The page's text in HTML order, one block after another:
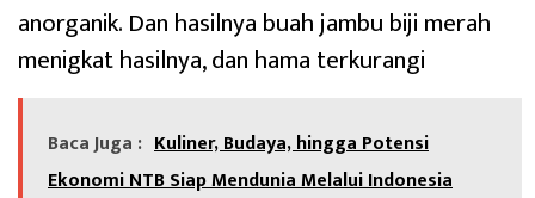
anorganik. Dan hasilnya buah jambu biji merah
menigkat hasilnya, dan hama terkurangi
Baca Juga : Kuliner, Budaya, hingga Potensi
Ekonomi NTB Siap Mendunia Melalui Indonesia